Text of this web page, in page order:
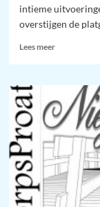
intieme
overstijgen de
Lees meerLees
Concert